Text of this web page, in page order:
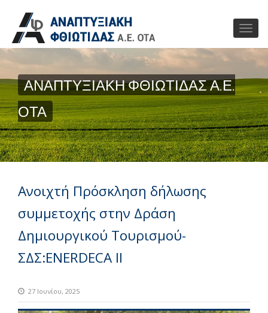
ΑΝΑΠΤΥΞΙΑΚΗ ΦΘΙΩΤΙΔΑΣ Α.Ε.
ΟΤΑ
Ανοιχτή Πρόσκληση δήλωσης
συμμετοχής στην Δράση
Δημιουργικού Τουρισμού-
ΣΔΣ:ENERDECA II
27 Ιουνίου, 2025